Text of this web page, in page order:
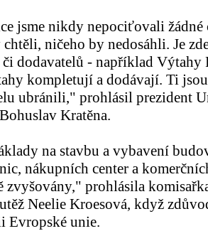
jsme nikdy nepociťovali
ničeho by nedosáhli. Je
dodavatelů - například Výtahy
kompletují a dodávají. Ti
ubránili," prohlásil prezident
Kratěna.
na stavbu a vybavení
nákupních center a
zvyšovány," prohlásila
Neelie Kroesová, když
Evropské unie.